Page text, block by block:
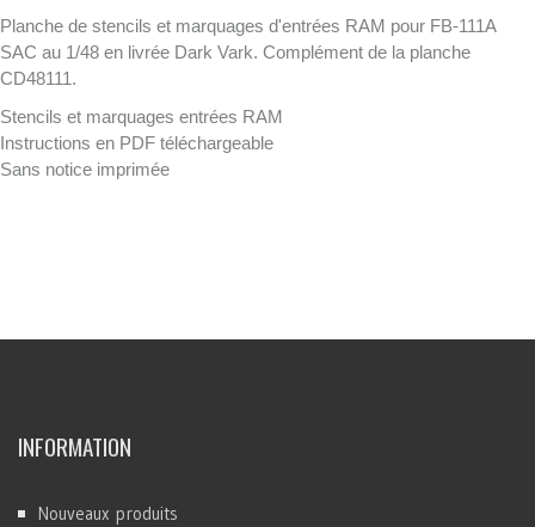
Planche de stencils et marquages d'entrées RAM pour FB-111A
SAC au 1/48 en livrée Dark Vark. Complément de la planche
CD48111.
Stencils et marquages entrées RAM
Instructions en PDF téléchargeable
Sans notice imprimée
INFORMATION
Nouveaux produits